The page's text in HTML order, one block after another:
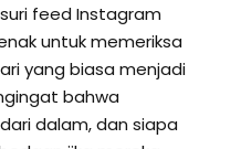
feed Instagram
untuk memeriksa
yang biasa menjadi
bahwa
dalam, dan siapa